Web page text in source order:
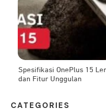
Spesifikasi OnePlus 15
dan Fitur Unggulan
CATEG ORIES